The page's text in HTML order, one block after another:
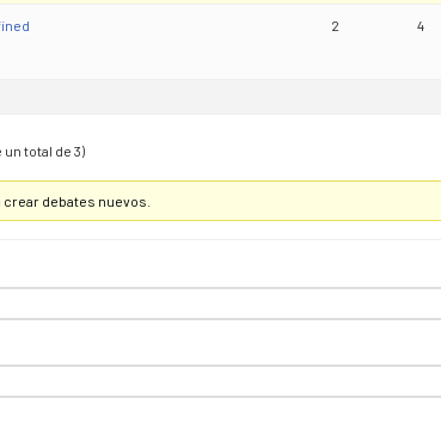
2 4
un total de 3)
debates nuevos.